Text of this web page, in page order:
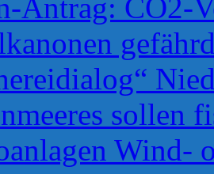
Antrag: CO2-
sollen
Wind-